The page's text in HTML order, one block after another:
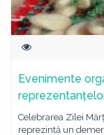
Evenimente
Celebrarea Zilei
reprezintă un